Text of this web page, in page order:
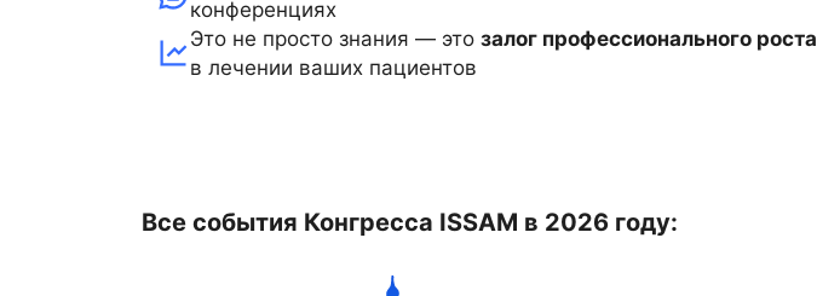
конференциях
Это не просто знания — это залог профессионального роста
в лечении ваших пациентов
Все события Конгресса ISSAM в 2026 году: